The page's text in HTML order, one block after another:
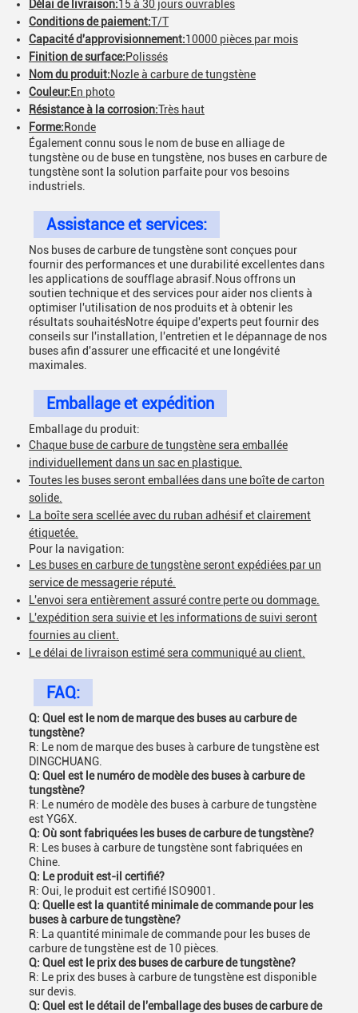
Délai de livraison:15 à 30 jours ouvrables
Conditions de paiement:T/T
Capacité d'approvisionnement:10000 pièces par mois
Finition de surface:Polissés
Nom du produit:Nozle à carbure de tungstène
Couleur:En photo
Résistance à la corrosion:Très haut
Forme:Ronde
Également connu sous le nom de buse en alliage de
tungstène ou de buse en tungstène, nos buses en carbure de
tungstène sont la solution parfaite pour vos besoins
industriels.
Assistance et services:
Nos buses de carbure de tungstène sont conçues pour
fournir des performances et une durabilité excellentes dans
les applications de soufflage abrasif.Nous offrons un
soutien technique et des services pour aider nos clients à
optimiser l'utilisation de nos produits et à obtenir les
résultats souhaitésNotre équipe d'experts peut fournir des
conseils sur l'installation, l'entretien et le dépannage de nos
buses afin d'assurer une efficacité et une longévité
maximales.
Emballage et expédition
Emballage du produit:
Chaque buse de carbure de tungstène sera emballée
individuellement dans un sac en plastique.
Toutes les buses seront emballées dans une boîte de carton
solide.
La boîte sera scellée avec du ruban adhésif et clairement
étiquetée.
Pour la navigation:
Les buses en carbure de tungstène seront expédiées par un
service de messagerie réputé.
L'envoi sera entièrement assuré contre perte ou dommage.
L'expédition sera suivie et les informations de suivi seront
fournies au client.
Le délai de livraison estimé sera communiqué au client.
FAQ:
Q: Quel est le nom de marque des buses au carbure de
tungstène?
R: Le nom de marque des buses à carbure de tungstène est
DINGCHUANG.
Q: Quel est le numéro de modèle des buses à carbure de
tungstène?
R: Le numéro de modèle des buses à carbure de tungstène
est YG6X.
Q: Où sont fabriquées les buses de carbure de tungstène?
R: Les buses à carbure de tungstène sont fabriquées en
Chine.
Q: Le produit est-il certifié?
R: Oui, le produit est certifié ISO9001.
Q: Quelle est la quantité minimale de commande pour les
buses à carbure de tungstène?
R: La quantité minimale de commande pour les buses de
carbure de tungstène est de 10 pièces.
Q: Quel est le prix des buses de carbure de tungstène?
R: Le prix des buses à carbure de tungstène est disponible
sur devis.
Q: Quel est le détail de l'emballage des buses de carbure de